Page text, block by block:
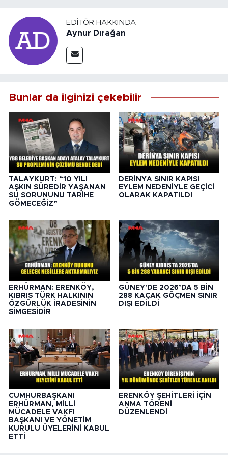
EDITÖR HAKKINDA
Aynur Dırağan
Bunlar da ilginizi çekebilir
TALAYKURT: “10 YILI
AŞKIN SÜREDİR YAŞANAN
SU SORUNUNU TARİHE
GÖMECEĞİZ”
DERİNYA SINIR KAPISI
EYLEM NEDENİYLE GEÇİCİ
OLARAK KAPATILDI
ERHÜRMAN: ERENKÖY,
KIBRIS TÜRK HALKININ
ÖZGÜRLÜK İRADESİNİN
SİMGESİDİR
GÜNEY'DE 2026’DA 5 BİN
288 KAÇAK GÖÇMEN SINIR
DIŞI EDİLDİ
CUMHURBAŞKANI
ERHÜRMAN, MİLLİ
MÜCADELE VAKFI
BAŞKANI VE YÖNETİM
KURULU ÜYELERİNİ KABUL
ETTİ
ERENKÖY ŞEHİTLERİ İÇİN
ANMA TÖRENİ
DÜZENLENDİ